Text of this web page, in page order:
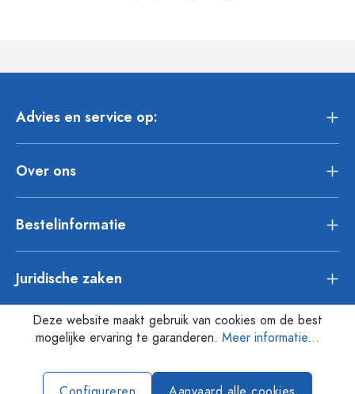
Advies en service op:
Over ons
Bestelinformatie
Juridische zaken
Deze website maakt gebruik van cookies om de best
mogelijke ervaring te garanderen. Meer informatie...